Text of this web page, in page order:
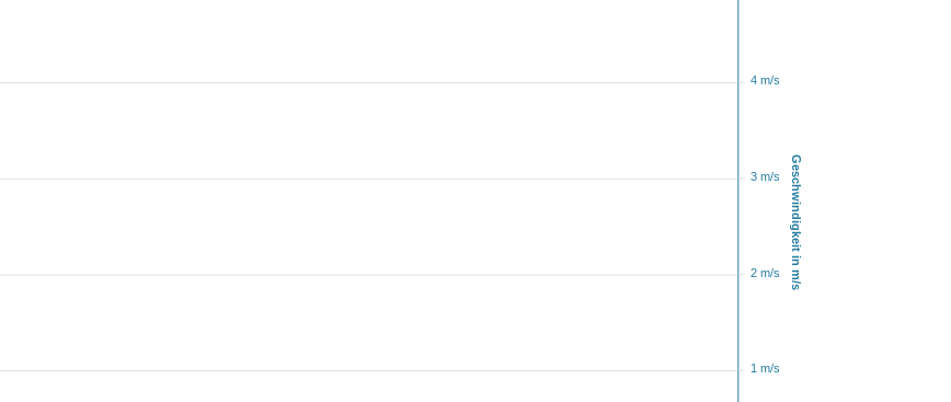
4 m/s
3 m/s
2 m/s
1 m/s
Geschwindigkeit in m/s